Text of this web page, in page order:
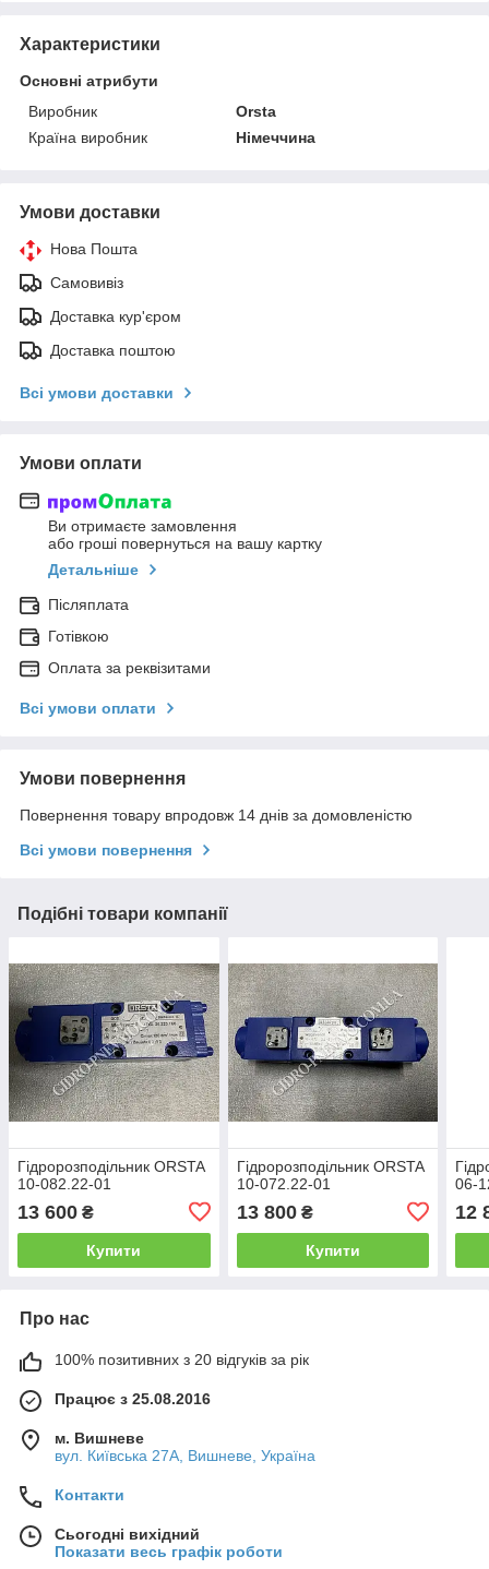
Характеристики
Основні атрибути
Виробник
Orsta
Країна виробник
Німеччина
Умови доставки
Нова Пошта
Самовивіз
Доставка кур'єром
Доставка поштою
Всі умови доставки
Умови оплати
Ви отримаєте замовлення
або гроші повернуться на вашу картку
Детальніше
Післяплата
Готівкою
Оплата за реквізитами
Всі умови оплати
Умови повернення
Повернення товару впродовж 14 днів за домовленістю
Всі умови повернення
Подібні товари компанії
Гідророзподільник ORSTA
10-082.22-01
13 600 ₴
Купити
Гідророзподільник ORSTA
10-072.22-01
13 800₴
Купити
06-
12
Про нас
100% позитивних з 20 відгуків за рік
Працює з 25.08.2016
м. Вишневе
вул. Київська 27А, Вишневе, Україна
Контакти
Сьогодні вихідний
Показати весь графік роботи